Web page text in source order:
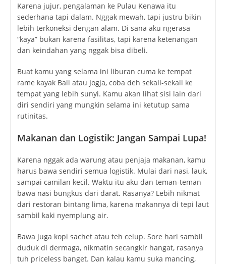
Karena jujur, pengalaman ke Pulau Kenawa itu
sederhana tapi dalam. Nggak mewah, tapi justru bikin
lebih terkoneksi dengan alam. Di sana aku ngerasa
“kaya” bukan karena fasilitas, tapi karena ketenangan
dan keindahan yang nggak bisa dibeli.
Buat kamu yang selama ini liburan cuma ke tempat
rame kayak Bali atau Jogja, coba deh sekali-sekali ke
tempat yang lebih sunyi. Kamu akan lihat sisi lain dari
diri sendiri yang mungkin selama ini ketutup sama
rutinitas.
Makanan dan Logistik: Jangan Sampai Lupa!
Karena nggak ada warung atau penjaja makanan, kamu
harus bawa sendiri semua logistik. Mulai dari nasi, lauk,
sampai camilan kecil. Waktu itu aku dan teman-teman
bawa nasi bungkus dari darat. Rasanya? Lebih nikmat
dari restoran bintang lima, karena makannya di tepi laut
sambil kaki nyemplung air.
Bawa juga kopi sachet atau teh celup. Sore hari sambil
duduk di dermaga, nikmatin secangkir hangat, rasanya
tuh priceless banget. Dan kalau kamu suka mancing,